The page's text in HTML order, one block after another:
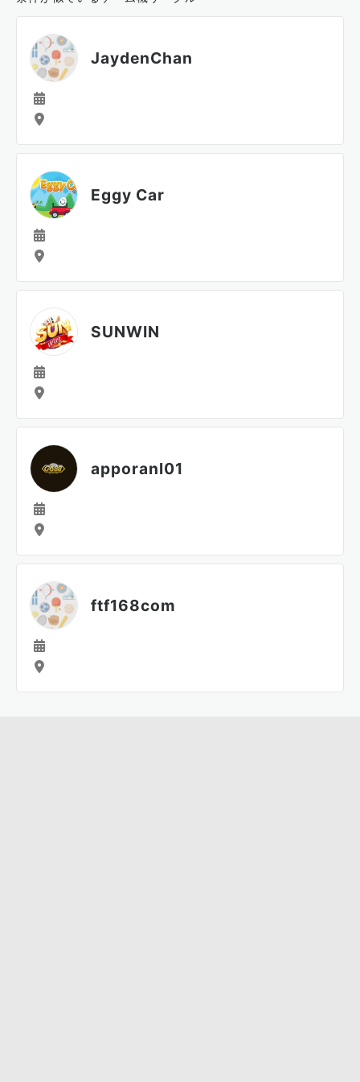
JaydenChan
Eggy Car
SUNWIN
apporanl01
ftf168com